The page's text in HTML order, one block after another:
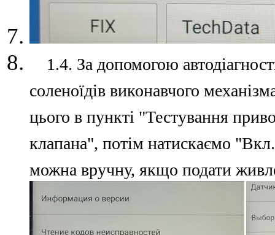
1.4. За допомогою
соленоїдів виконавчого
цього в пункті "Тестування
клапана", потім натискаємо
можна вручну, якщо подати